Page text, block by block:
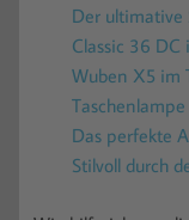
Der ultimative
Classic 36 DC
Wuben X5 im
Das perfekte
Stilvoll durch